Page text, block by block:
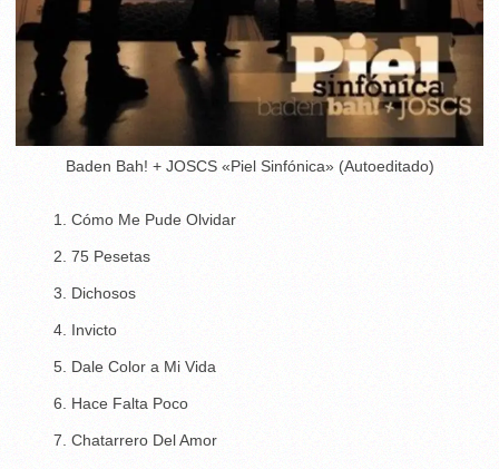
Baden Bah! + JOSCS «Piel Sinfónica» (Autoeditado)
Cómo Me Pude Olvidar
75 Pesetas
Dichosos
Invicto
Dale Color a Mi Vida
Hace Falta Poco
Chatarrero Del Amor